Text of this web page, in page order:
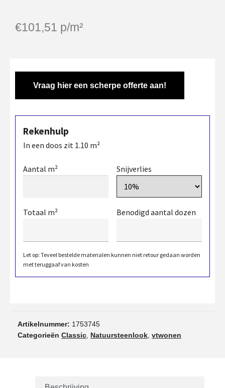
€101,51 p/m²
Vraag hier een scherpe offerte aan!
Rekenhulp
In een doos zit 1.10 m²
Aantal m² Snijverlies
Totaal m² Benodigd aantal dozen
Let op: Teveel bestelde materialen kunnen niet retour gedaan worden
met teruggaaf van kosten
Artikelnummer: 1753745
Categorieën Classic Natuursteenlook vtwonen